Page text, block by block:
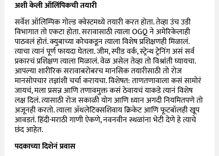
अशी केली ऑलिंपिकची तयारी
सर्वेश ऑलिम्पिक गोल्ड क्वेस्टमध्ये तयारी करत होता. तेव्हा उंच उडी
विभागात तो एकटा होता. सरावासाठी त्यालाOGQने अमेरिकेलाही
पाठवलं होतं. क्युबाच्या कोचकडून त्याला विशेष प्रशिक्षणही मिळालं.
त्याचा त्यानं पूर्ण फायदा घेतला. जीम, स्पीड वर्क, स्ट्रेन्थ ट्रेनिंग असं सर्व
प्रकारचं प्रशिक्षण त्याला मिळालं. वेळ असेल तेव्हा तो विश्रांती घ्यायचा.
आपल्या शारीरिक सरावाबरोबरच मानसिक तयारीसाठी तो रोज
मानसोपचार तज्ञांशी चर्चा करायचा. विशेषत:ताणतणावाला कसं सामोरं
जायचं, मला प्रसन्न आणि तणावमुक्त कसं ठेवायचं याकडे त्यानं विशेष
लक्ष दिलं. त्यासाठी रोज सकाळी योग आणि ध्यान अगदी नियमितपणे तो
अजूनही करतो. त्याला ॲथलेटिक्सशिवाय क्रिकेट आणि फूटबॉलही खूप
आवडतं. हिंदी-मराठी गाणी ऐकणे, नवनवीन स्थळांना भेटी देणे हे त्याचे
छंद आहेत.
पदकाच्या दिशेनं प्रवास